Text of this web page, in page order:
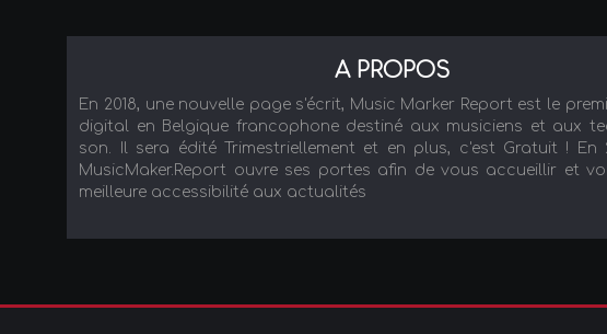
A PROPOS
En 2018, une nouvelle page s'écrit, Music Marker Report est le
digital en Belgique francophone destiné aux musiciens et aux
son. Il sera édité Trimestriellement et en plus, c'est Gratuit ! En
MusicMaker.Report ouvre ses portes afin de vous accueillir et
meilleure accessibilité aux actualités